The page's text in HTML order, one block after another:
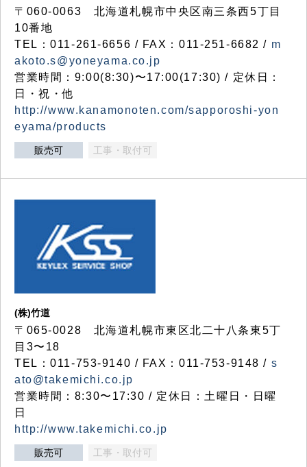
〒060-0063 北海道札幌市中央区南三条西5丁目
10番地
TEL：011-261-6656 / FAX：011-251-6682 / m
akoto.s@yoneyama.co.jp
営業時間：9:00(8:30)〜17:00(17:30) / 定休日：
日・祝・他
http://www.kanamonoten.com/sapporoshi-yon
eyama/products
販売可 工事・取付可
(株)竹道
〒065-0028 北海道札幌市東区北二十八条東5丁
目3〜18
TEL：011-753-9140 / FAX：011-753-9148 / s
ato@takemichi.co.jp
営業時間：8:30〜17:30 / 定休日：土曜日・日曜
日
http://www.takemichi.co.jp
販売可 工事・取付可